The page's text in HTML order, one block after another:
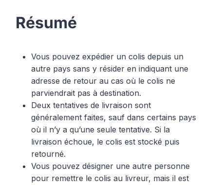
Résumé
Vous pouvez expédier un colis depuis un
autre pays sans y résider en indiquant une
adresse de retour au cas où le colis ne
parviendrait pas à destination.
Deux tentatives de livraison sont
généralement faites, sauf dans certains pays
où il n’y a qu’une seule tentative. Si la
livraison échoue, le colis est stocké puis
retourné.
Vous pouvez désigner une autre personne
pour remettre le colis au livreur, mais il est